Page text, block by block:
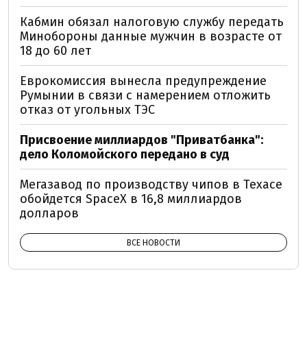
Кабмин обязал налоговую службу передать
Минобороны данные мужчин в возрасте от
18 до 60 лет
Еврокомиссия вынесла предупреждение
Румынии в связи с намерением отложить
отказ от угольных ТЭС
Присвоение миллиардов "Приватбанка":
дело Коломойского передано в суд
Мегазавод по производству чипов в Техасе
обойдется SpaceX в 16,8 миллиардов
долларов
ВСЕ НОВОСТИ